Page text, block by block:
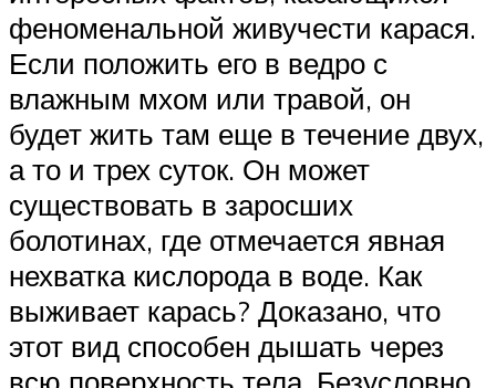
феноменальной живучести карася.
Если положить его в ведро с
влажным мхом или травой, он
будет жить там еще в течение двух,
а то и трех суток. Он может
существовать в заросших
болотинах, где отмечается явная
нехватка кислорода в воде. Как
выживает карась? Доказано, что
этот вид способен дышать через